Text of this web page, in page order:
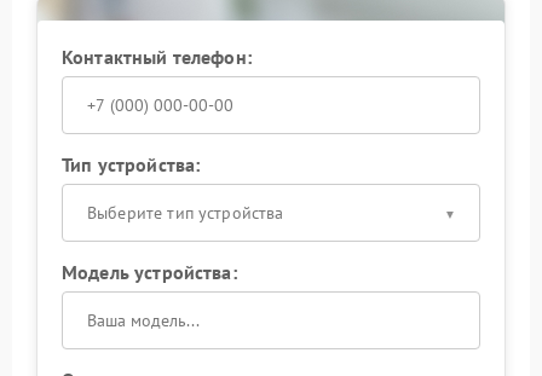
Контактный телефон:
Тип устройства:
Выберите тип устройства
Модель устройства: